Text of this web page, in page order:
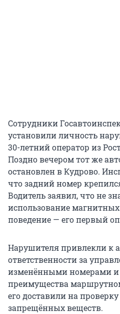
Сотрудники
установили личность
30-летний оператор из
Поздно вечером тот же
остановлен в Кудрово.
что задний номер
Водитель заявил, что не
использование
поведение — его первый
Нарушителя привлекли к
ответственности за
изменёнными номерами и
преимущества
его доставили на
запрещённых веществ.